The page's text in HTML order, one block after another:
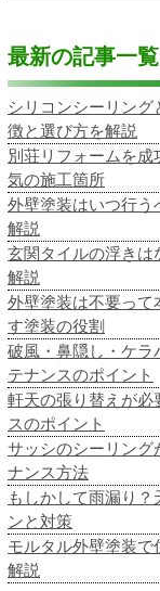
最新の記事一覧
シリコンシーリン
徴と選び方を解説
別荘リフォームを成
気の施工箇所
外壁塗装はいつ行う
解説
玄関タイルの浮きは
解説
外壁塗装は不要って
す塗装の役割
破風・鼻隠し・ケラ
テナンスのポイント
軒天の張り替えが必
スのポイント
サッシのシーリング
ナンス方法
もしかして雨漏り
ンと対策
モルタル外壁塗装で
解説